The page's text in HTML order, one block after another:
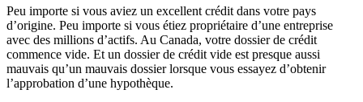
Peu importe si vous aviez un excellent crédit dans votre pays
d’origine. Peu importe si vous étiez propriétaire d’une entreprise
avec des millions d’actifs. Au Canada, votre dossier de crédit
commence vide. Et un dossier de crédit vide est presque aussi
mauvais qu’un mauvais dossier lorsque vous essayez d’obtenir
l’approbation d’une hypothèque.